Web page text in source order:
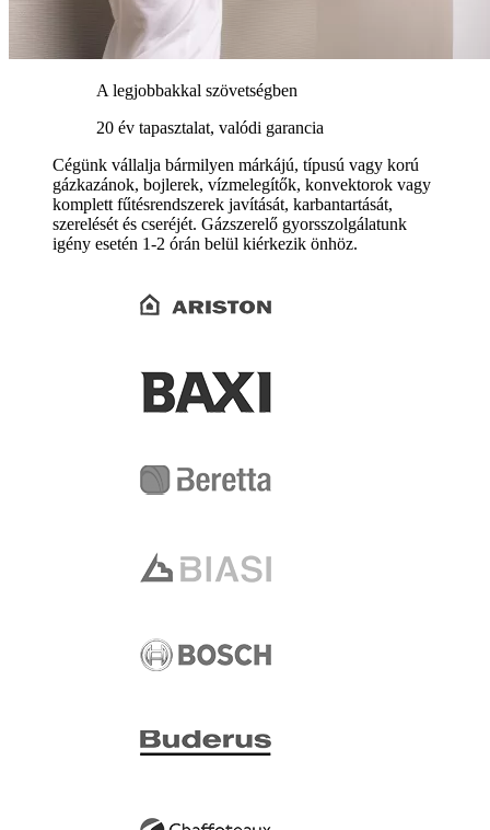
A legjobbakkal szövetségben
20 év tapasztalat, valódi garancia
Cégünk vállalja bármilyen márkájú, típusú vagy korú
gázkazánok, bojlerek, vízmelegítők, konvektorok vagy
komplett fűtésrendszerek javítását, karbantartását,
szerelését és cseréjét. Gázszerelő gyorsszolgálatunk
igény esetén 1-2 órán belül kiérkezik önhöz.